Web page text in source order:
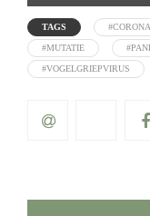
TAGS
#MUTATIE
#VOGELGRIEPVIRUS